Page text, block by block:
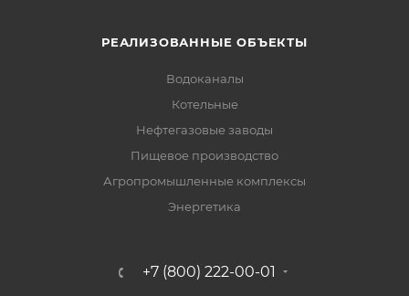
РЕАЛИЗОВАННЫЕ ОБЪЕКТЫ
Водоканалы
Котельные
Нефтегазовые заводы
Пищевое производство
Агропромышленные комплексы
Энергетика
+7 (800) 222-00-01